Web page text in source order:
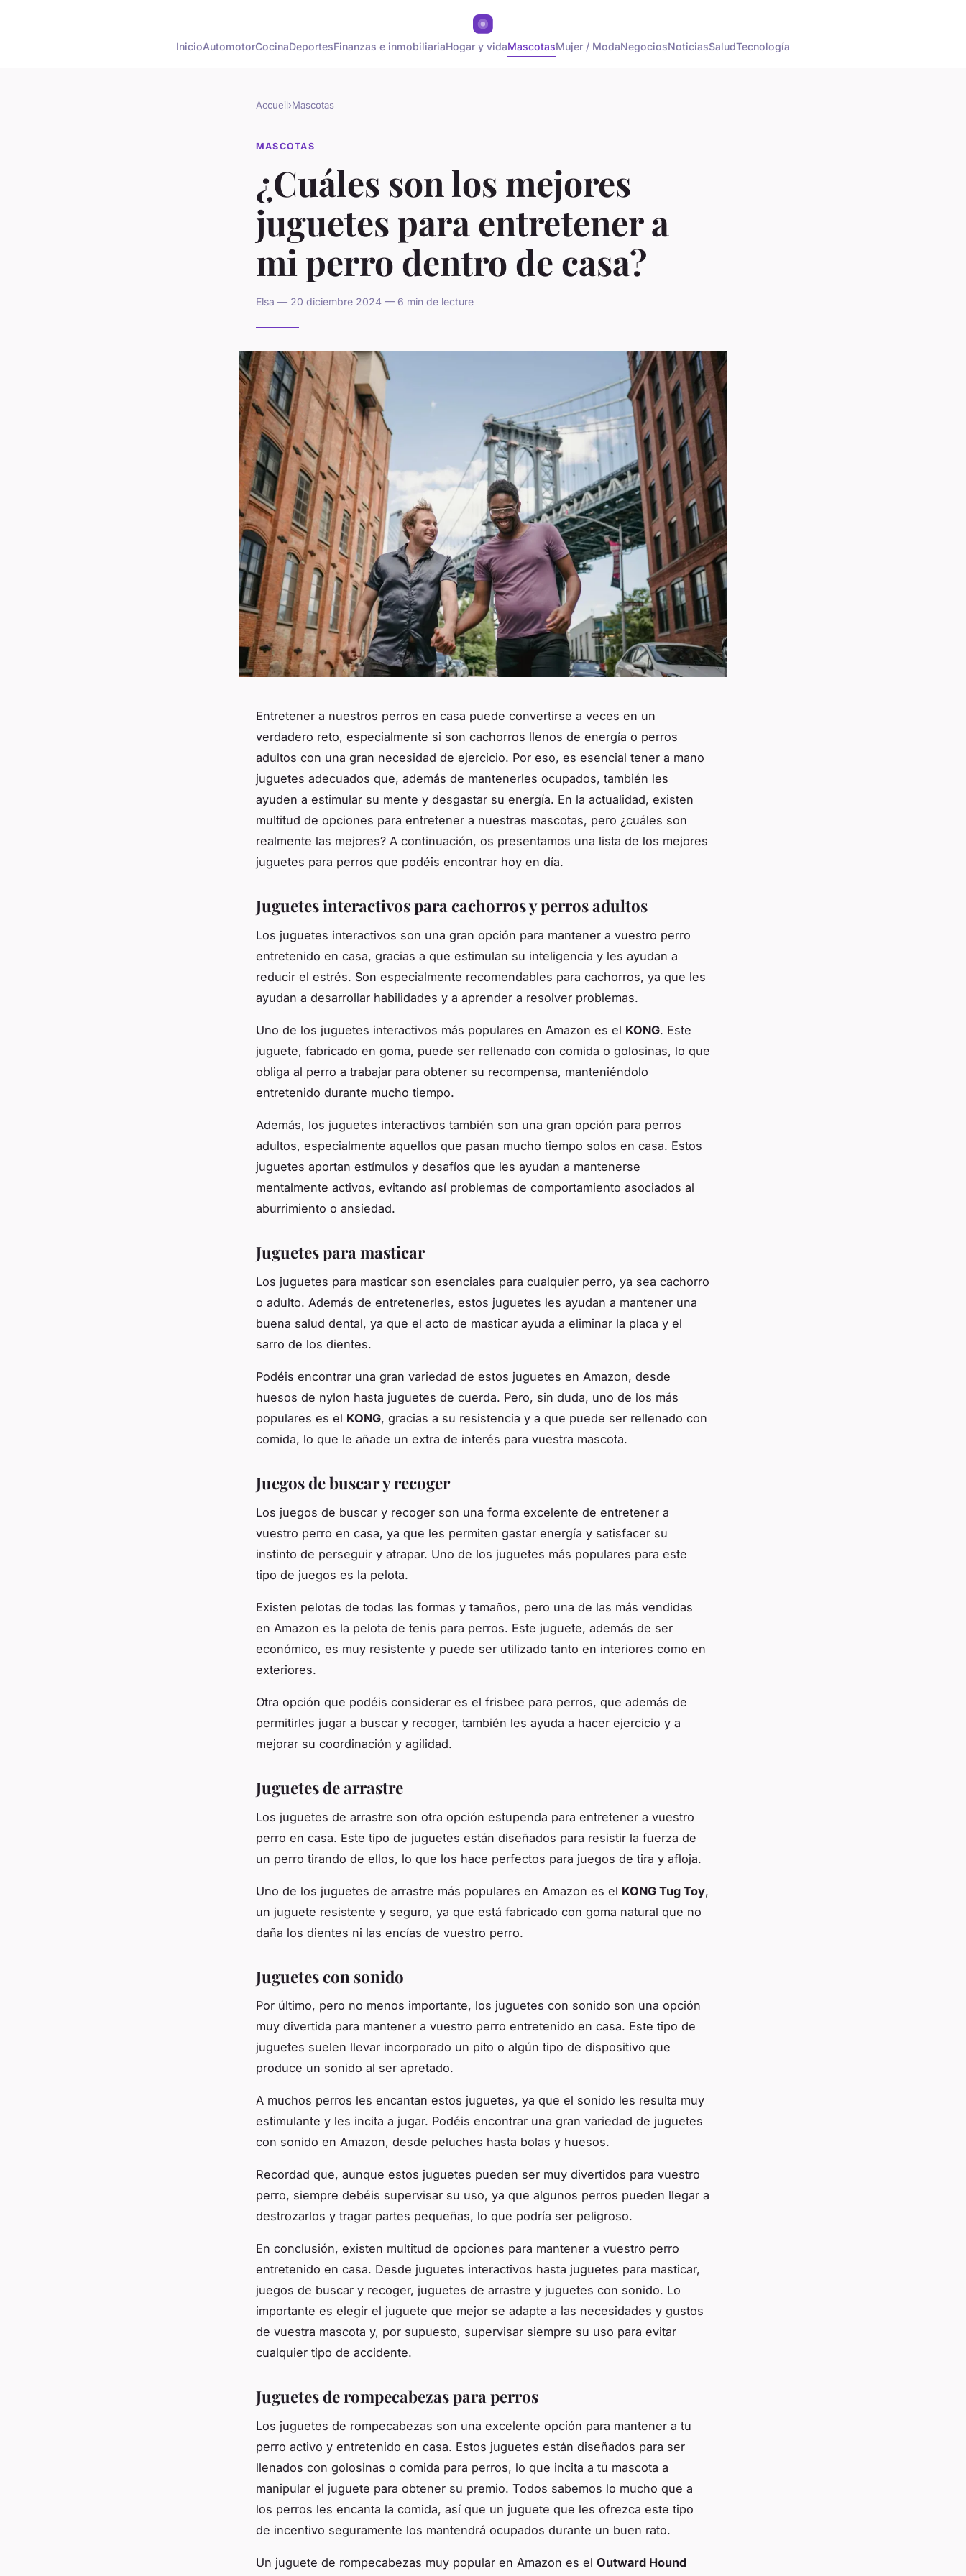
InicioAutomotorCocinaDeportesFinanzas e inmobiliariaHogar y vidaMascotasMujer / ModaNegociosNoticiasSaludTecnología
Accueil›Mascotas
MASCOTAS
¿Cuáles son los mejores
juguetes para entretener a
mi perro dentro de casa?
Elsa — 20 diciembre 2024 — 6 min de lecture
Entretener a nuestros perros en casa puede convertirse a veces en un
verdadero reto, especialmente si son cachorros llenos de energía o perros
adultos con una gran necesidad de ejercicio. Por eso, es esencial tener a mano
juguetes adecuados que, además de mantenerles ocupados, también les
ayuden a estimular su mente y desgastar su energía. En la actualidad, existen
multitud de opciones para entretener a nuestras mascotas, pero ¿cuáles son
realmente las mejores? A continuación, os presentamos una lista de los mejores
juguetes para perros que podéis encontrar hoy en día.
Juguetes interactivos para cachorros y perros adultos
Los juguetes interactivos son una gran opción para mantener a vuestro perro
entretenido en casa, gracias a que estimulan su inteligencia y les ayudan a
reducir el estrés. Son especialmente recomendables para cachorros, ya que les
ayudan a desarrollar habilidades y a aprender a resolver problemas.
Uno de los juguetes interactivos más populares en Amazon es el KONG. Este
juguete, fabricado en goma, puede ser rellenado con comida o golosinas, lo que
obliga al perro a trabajar para obtener su recompensa, manteniéndolo
entretenido durante mucho tiempo.
Además, los juguetes interactivos también son una gran opción para perros
adultos, especialmente aquellos que pasan mucho tiempo solos en casa. Estos
juguetes aportan estímulos y desafíos que les ayudan a mantenerse
mentalmente activos, evitando así problemas de comportamiento asociados al
aburrimiento o ansiedad.
Juguetes para masticar
Los juguetes para masticar son esenciales para cualquier perro, ya sea cachorro
o adulto. Además de entretenerles, estos juguetes les ayudan a mantener una
buena salud dental, ya que el acto de masticar ayuda a eliminar la placa y el
sarro de los dientes.
Podéis encontrar una gran variedad de estos juguetes en Amazon, desde
huesos de nylon hasta juguetes de cuerda. Pero, sin duda, uno de los más
populares es el KONG, gracias a su resistencia y a que puede ser rellenado con
comida, lo que le añade un extra de interés para vuestra mascota.
Juegos de buscar y recoger
Los juegos de buscar y recoger son una forma excelente de entretener a
vuestro perro en casa, ya que les permiten gastar energía y satisfacer su
instinto de perseguir y atrapar. Uno de los juguetes más populares para este
tipo de juegos es la pelota.
Existen pelotas de todas las formas y tamaños, pero una de las más vendidas
en Amazon es la pelota de tenis para perros. Este juguete, además de ser
económico, es muy resistente y puede ser utilizado tanto en interiores como en
exteriores.
Otra opción que podéis considerar es el frisbee para perros, que además de
permitirles jugar a buscar y recoger, también les ayuda a hacer ejercicio y a
mejorar su coordinación y agilidad.
Juguetes de arrastre
Los juguetes de arrastre son otra opción estupenda para entretener a vuestro
perro en casa. Este tipo de juguetes están diseñados para resistir la fuerza de
un perro tirando de ellos, lo que los hace perfectos para juegos de tira y afloja.
Uno de los juguetes de arrastre más populares en Amazon es el KONG Tug Toy,
un juguete resistente y seguro, ya que está fabricado con goma natural que no
daña los dientes ni las encías de vuestro perro.
Juguetes con sonido
Por último, pero no menos importante, los juguetes con sonido son una opción
muy divertida para mantener a vuestro perro entretenido en casa. Este tipo de
juguetes suelen llevar incorporado un pito o algún tipo de dispositivo que
produce un sonido al ser apretado.
A muchos perros les encantan estos juguetes, ya que el sonido les resulta muy
estimulante y les incita a jugar. Podéis encontrar una gran variedad de juguetes
con sonido en Amazon, desde peluches hasta bolas y huesos.
Recordad que, aunque estos juguetes pueden ser muy divertidos para vuestro
perro, siempre debéis supervisar su uso, ya que algunos perros pueden llegar a
destrozarlos y tragar partes pequeñas, lo que podría ser peligroso.
En conclusión, existen multitud de opciones para mantener a vuestro perro
entretenido en casa. Desde juguetes interactivos hasta juguetes para masticar,
juegos de buscar y recoger, juguetes de arrastre y juguetes con sonido. Lo
importante es elegir el juguete que mejor se adapte a las necesidades y gustos
de vuestra mascota y, por supuesto, supervisar siempre su uso para evitar
cualquier tipo de accidente.
Juguetes de rompecabezas para perros
Los juguetes de rompecabezas son una excelente opción para mantener a tu
perro activo y entretenido en casa. Estos juguetes están diseñados para ser
llenados con golosinas o comida para perros, lo que incita a tu mascota a
manipular el juguete para obtener su premio. Todos sabemos lo mucho que a
los perros les encanta la comida, así que un juguete que les ofrezca este tipo
de incentivo seguramente los mantendrá ocupados durante un buen rato.
Un juguete de rompecabezas muy popular en Amazon es el Outward Hound